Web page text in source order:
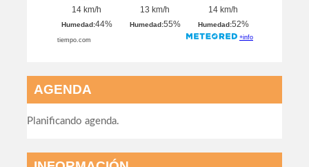
AGENDA
Planificando agenda.